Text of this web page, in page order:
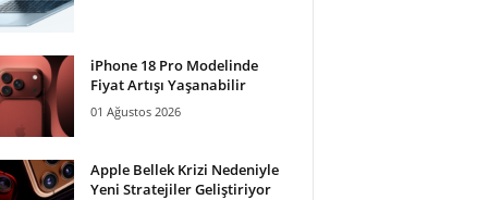
iPhone 18 Pro Modelinde
Fiyat Artışı Yaşanabilir
01 Ağustos 2026
Apple Bellek Krizi Nedeniyle
Yeni Stratejiler Geliştiriyor